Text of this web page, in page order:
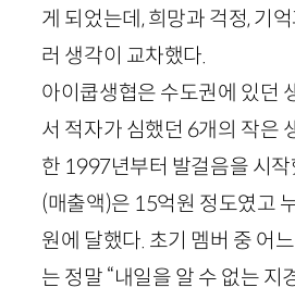
게 되었는데, 희망과 걱정, 기
러 생각이 교차했다.
아이쿱생협은 수도권에 있던
서 적자가 심했던 6개의 작은
한 1997년부터 발걸음을 시
(매출액)은 15억원 정도였고
원에 달했다. 초기 멤버 중 어
는 정말 “내일을 알 수 없는 지